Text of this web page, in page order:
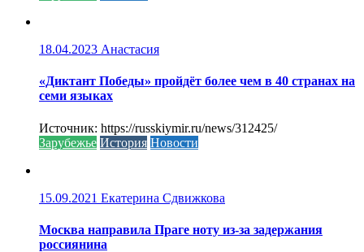
18.04.2023 Анастасия
«Диктант Победы» пройдёт более чем в 40 странах на
семи языках
Источник: https://russkiymir.ru/news/312425/
Зарубежье История Новости
15.09.2021 Екатерина Сдвижкова
Москва направила Праге ноту из-за задержания
россиянина